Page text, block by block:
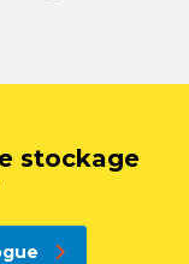
stockage